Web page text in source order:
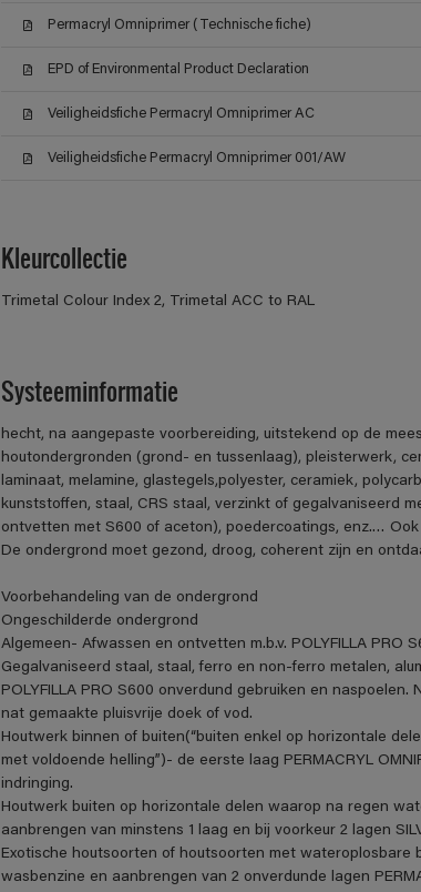
Permacryl Omniprimer (Technische fiche)
EPD of Environmental Product Declaration
Veiligheidsfiche Permacryl Omniprimer AC
Veiligheidsfiche Permacryl Omniprimer 001/AW
Kleurcollectie
Trimetal Colour Index 2, Trimetal ACC to RAL
Systeeminformatie
hecht, na aangepaste voorbereiding, uitstekend op de
houtondergronden (grond- en tussenlaag), pleisterwerk,
laminaat, melamine, glastegels,polyester, ceramiek,
kunststoffen, staal, CRS staal, verzinkt of gegalvaniseerd
ontvetten met S600 of aceton), poedercoatings, enz.…
De ondergrond moet gezond, droog, coherent zijn en
Voorbehandeling van de ondergrond
Ongeschilderde ondergrond
Algemeen- Afwassen en ontvetten m.b.v. POLYFILLA PRO
Gegalvaniseerd staal, staal, ferro en non-ferro metalen,
POLYFILLA PRO S600 onverdund gebruiken en
nat gemaakte pluisvrije doek of vod.
Houtwerk binnen of buiten(“buiten enkel op horizontale
met voldoende helling”)- de eerste laag PERMACRYL
indringing.
Houtwerk buiten op horizontale delen waarop na regen
aanbrengen van minstens 1 laag en bij voorkeur 2 lagen
Exotische houtsoorten of houtsoorten met wateroplosbare
wasbenzine en aanbrengen van 2 onverdunde lagen